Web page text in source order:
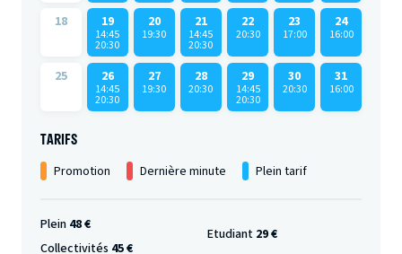
18 19
14:45
20:30
20
19:30
21
14:45
20:30
22
20:30
23
17:00
24
16:00
25 26
14:45
20:30
27
19:30
28
20:30
29
14:45
20:30
30
20:30
31
16:00
TARIFS
Promotion Dernière minute Plein tarif
Plein 48 €
Collectivités 45 €
Etudiant 29 €